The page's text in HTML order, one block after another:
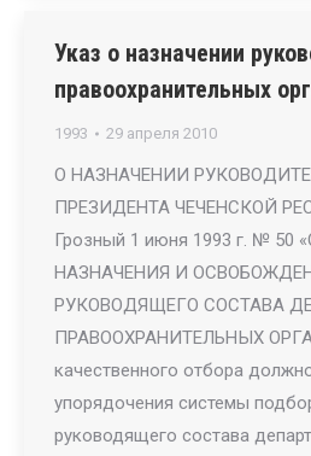
Указ о назначении
правоохранительных
1993 29 апреля 2010
О НАЗНАЧЕНИИ
ПРЕЗИДЕНТА ЧЕЧЕНСКОЙ
Грозный 1 июня 1993 г. № 50
НАЗНАЧЕНИЯ И
РУКОВОДЯЩЕГО СОСТАВА
ПРАВООХРАНИТЕЛЬНЫХ
качественного отбора
упорядочения системы
руководящего состава